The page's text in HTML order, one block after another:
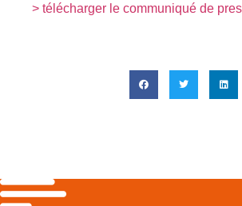
> télécharger le communiqué de